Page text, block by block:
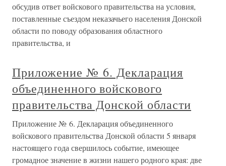
обсудив ответ войскового правительства на условия,
поставленные съездом неказачьего населения Донской
области по поводу образования областного
правительства, и
Приложение № 6. Декларация
объединенного войскового
правительства Донской области
Приложение № 6. Декларация объединенного
войскового правительства Донской области 5 января
настоящего года свершилось событие, имеющее
громадное значение в жизни нашего родного края: две